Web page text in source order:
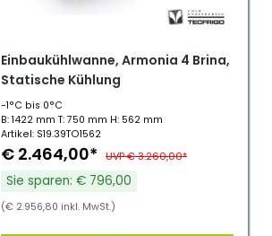
Einbaukühlwanne, Armonia 4 Brina,
Statische Kühlung
-1°C bis 0°C
B: 1422 mm T: 750 mm H: 562 mm
Artikel: S19.39TO1562
€ 2.464,00* UVP € 3.260,00*
Sie sparen: € 796,00
(€ 2.956,80 inkl. MwSt.)